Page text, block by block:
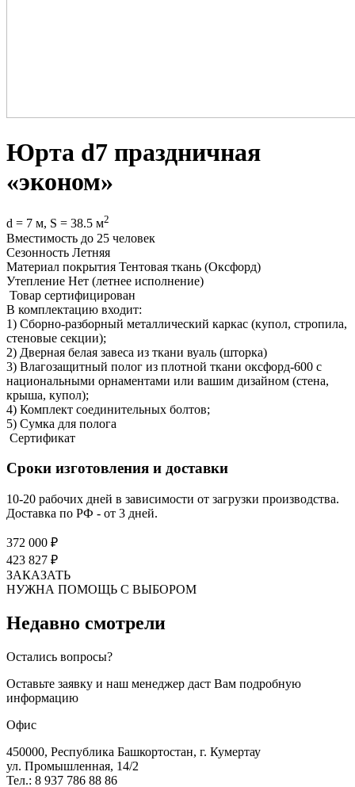
Юрта d7 праздничная
«эконом»
d = 7 м, S = 38.5 м2
Вместимость до 25 человек
Сезонность Летняя
Материал покрытия Тентовая ткань (Оксфорд)
Утепление Нет (летнее исполнение)
Товар сертифицирован
В комплектацию входит:
1) Сборно-разборный металлический каркас (купол, стропила,
стеновые секции);
2) Дверная белая завеса из ткани вуаль (шторка)
3) Влагозащитный полог из плотной ткани оксфорд-600 с
национальными орнаментами или вашим дизайном (стена,
крыша, купол);
4) Комплект соединительных болтов;
5) Сумка для полога
Сертификат
Сроки изготовления и доставки
10-20 рабочих дней в зависимости от загрузки производства.
Доставка по РФ - от 3 дней.
372 000 ₽
423 827 ₽
ЗАКАЗАТЬ
НУЖНА ПОМОЩЬ С ВЫБОРОМ
Недавно смотрели
Остались вопросы?
Оставьте заявку и наш менеджер даст Вам подробную
информацию
Офис
450000, Республика Башкортостан, г. Кумертау
ул. Промышленная, 14/2
Тел.: 8 937 786 88 86